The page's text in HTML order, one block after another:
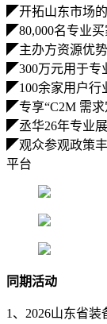
◤开拓山东市场
◤80,000名专业
◤主办方资源优
◤300万元用于专
◤100余家用户行
◤专享“C2M 需
◤丞华26年专业
◤观众参观政策
平台
同期活动
1、2026山东省